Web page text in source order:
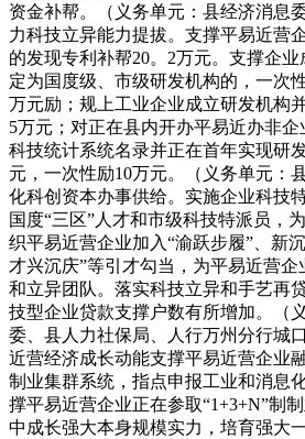
资金补帮。（义务单元：县经济消息
力科技立异能力提拔。支撑平易近营
的发现专利补帮20。2万元。支撑企
定为国度级、市级研发机构的，一次
万元励；规上工业企业成立研发机构
5万元；对正在县内开办平易近办非
科技统计系统名录并正在首年实现研
元，一次性励10万元。（义务单元：
化科创资本办事供给。实施企业科技
国度“三区”人才和市级科技特派员，
织平易近营企业加入“渝跃步履”、新
才兴沉庆”等引才勾当，为平易近营
和立异团队。落实科技立异和手艺再
技型企业贷款支撑户数有所增加。（
委、县人力社保局、人行万州分行城
近营经济成长动能支撑平易近营企业
制业集群系统，指点申报工业和消息
撑平易近营企业正在参取“1+3+N”制
中成长强大本身规模实力，培育强大